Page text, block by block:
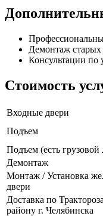
Демонтаж старых
Консультации по
Стоимость
Входные двери
Подъем
Подъем (есть грузовой
Демонтаж
Монтаж / Установка
двери
Доставка по
району г. Челябинска